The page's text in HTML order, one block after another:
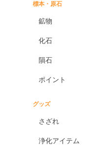
標本・原石
鉱物
化石
隕石
ポイント
グッズ
さざれ
浄化アイテム